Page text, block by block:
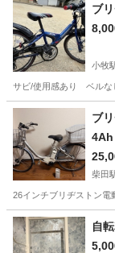
ブ
小牧
サビ/使用感あり ベル
愛知 小牧市 小
ブ
4Ah
柴田
26インチブリヂストン
愛知 名古屋市
自